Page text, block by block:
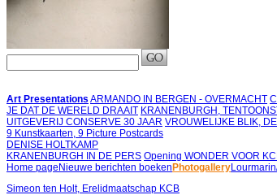
Art Presentations ARMANDO IN BERGEN - OVERMACHT
JE DAT DE WERELD DRAAIT KRANENBURGH,
UITGEVERIJ CONSERVE 30 JAAR VROUWELIJKE BLIK, DE
9 Kunstkaarten, 9 Picture Postcards
DENISE HOLTKAMP
KRANENBURGH IN DE PERS Opening WONDER VOOR
Home page Nieuwe berichten boeken Photogallery
Simeon ten Holt, Erelidmaatschap KCB